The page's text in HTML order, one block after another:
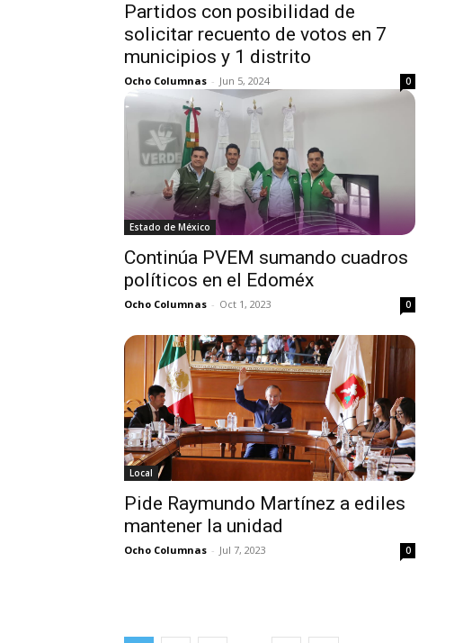
Partidos con posibilidad de
solicitar recuento de votos en 7
municipios y 1 distrito
Ocho Columnas - Jun 5, 2024 0
Estado de México
Continúa PVEM sumando cuadros
políticos en el Edoméx
Ocho Columnas - Oct 1, 2023 0
Local
Pide Raymundo Martínez a ediles
mantener la unidad
Ocho Columnas - Jul 7, 2023 0